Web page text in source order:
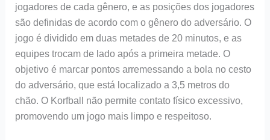
jogadores de cada gênero, e as posições dos jogadores
são definidas de acordo com o gênero do adversário. O
jogo é dividido em duas metades de 20 minutos, e as
equipes trocam de lado após a primeira metade. O
objetivo é marcar pontos arremessando a bola no cesto
do adversário, que está localizado a 3,5 metros do
chão. O Korfball não permite contato físico excessivo,
promovendo um jogo mais limpo e respeitoso.